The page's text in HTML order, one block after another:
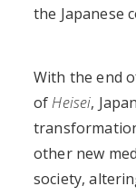
the Japanese
With the end
ofHeisei,
other new
society,